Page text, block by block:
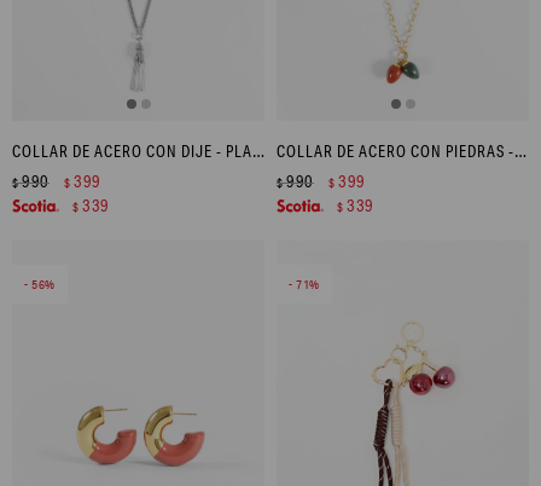
COLLAR DE ACERO CON DIJE - PLATEADO
$990 $ 399
$ 339
COLLAR DE ACERO CON PIEDRAS - DORADO
$990 $ 399
$ 339
56 71